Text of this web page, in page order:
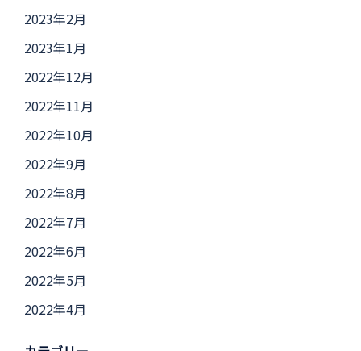
2023年2月
2023年1月
2022年12月
2022年11月
2022年10月
2022年9月
2022年8月
2022年7月
2022年6月
2022年5月
2022年4月